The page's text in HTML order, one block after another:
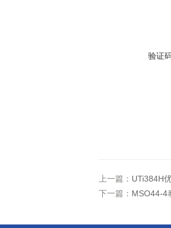
验证
上一篇： UTi384H
下一篇： MSO44-4